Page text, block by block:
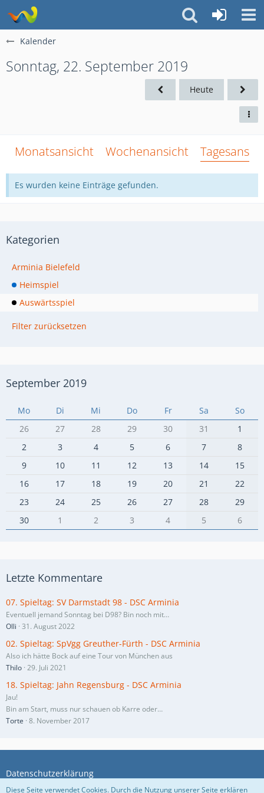
Kalender
Sonntag, 22. September 2019
Heute
Monatsansicht Wochenansicht
Es wurden keine Einträge gefunden.
Kategorien
Arminia Bielefeld
Heimspiel
Auswärtsspiel
Filter zurücksetzen
September 2019
Mo Di Mi Do Fr Sa
So
26
27 28 29 30 31
1
2
3 4 5 6 7
8
9
10 11 12 13 14
15
16
17 18 19 20 21
22
23
24 25 26 27 28
29
30
1 2 3 4 5 6
Letzte Kommentare
07. Spieltag: SV Darmstadt 98 - DSC Arminia
Eventuell jemand Sonntag bei D98? Bin noch mit…
Olli 31. August 2022
02. Spieltag: SpVgg Greuther-Fürth - DSC Arminia
Also ich hätte Bock auf eine Tour von München aus
Thilo 29. Juli 2021
18. Spieltag: Jahn Regensburg - DSC Arminia
Jau!
Bin am Start, muss nur schauen ob Karre oder…
Torte 8. November 2017
Datenschutzerklärung
Diese Seite verwendet Cookies. Durch die Nutzung unserer Seite erklären